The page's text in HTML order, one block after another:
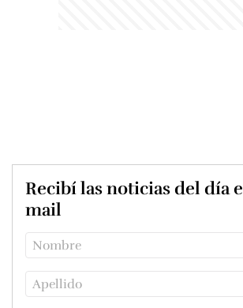
Recibí las noticias del día
mail